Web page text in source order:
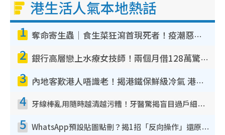
港生活人氣本地熱話
1 奪命寄生蟲｜食生菜狂瀉首現死者！疫潮惡化錄1.8萬宗病例 揭洗菜3大謬誤
2 銀行高層戀上水療女技師！兩個月借128萬驚覺「沉船」沉落火海 揭背後疑似邪教操控賣淫
3 內地客歎港人唔識老！揭港鐵保鮮級冷氣 港人求放過：咪投訴
4 牙線棒亂用隨時越清越污糟！牙醫驚揭盲目過戶細菌恐致蛀牙：呢種先係日常真保養
5 WhatsApp預設貼圖點刪？揭1招「反向操作」還原簡潔介面 附3步實測教學